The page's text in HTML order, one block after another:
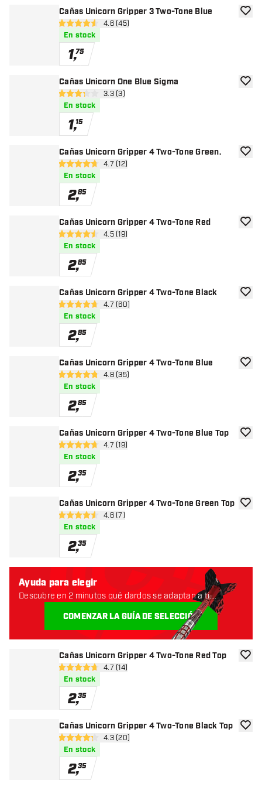
Cañas Unicorn Gripper 3 Two-Tone Blue
abrir panel de reseñas
4.6 estrellas de puntuación
4.6 (45)
En stock
1,75
Cañas Unicorn One Blue Sigma
abrir panel de reseñas
3.3 estrellas de puntuación
3.3 (3)
En stock
1,15
Cañas Unicorn Gripper 4 Two-Tone Green.
abrir panel de reseñas
4.7 estrellas de puntuación
4.7 (12)
En stock
2,85
Cañas Unicorn Gripper 4 Two-Tone Red
abrir panel de reseñas
4.5 estrellas de puntuación
4.5 (19)
En stock
2,85
Cañas Unicorn Gripper 4 Two-Tone Black
abrir panel de reseñas
4.7 estrellas de puntuación
4.7 (60)
En stock
2,85
Cañas Unicorn Gripper 4 Two-Tone Blue
abrir panel de reseñas
4.8 estrellas de puntuación
4.8 (35)
En stock
2,85
Cañas Unicorn Gripper 4 Two-Tone Blue Top
abrir panel de reseñas
4.7 estrellas de puntuación
4.7 (19)
En stock
2,35
Cañas Unicorn Gripper 4 Two-Tone Green Top
abrir panel de reseñas
4.6 estrellas de puntuación
4.6 (7)
En stock
2,35
Cañas Unicorn Gripper 4 Two-Tone Red Top
abrir panel de reseñas
4.7 estrellas de puntuación
4.7 (14)
En stock
2,35
Cañas Unicorn Gripper 4 Two-Tone Black Top
abrir panel de reseñas
4.3 estrellas de puntuación
4.3 (20)
En stock
2,35
Ayuda para elegir
Descubre en 2 minutos qué dardos se adaptan a ti.
COMENZAR LA GUÍA DE SELECCIÓN